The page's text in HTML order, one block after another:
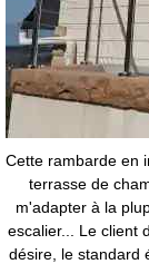
Cette rambarde en
terrasse de
m'adapter à la
escalier... Le client
désire, le standard